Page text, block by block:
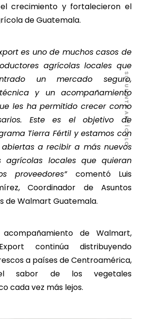
crecimiento y fortalecieron el
de Guatemala.
es uno de muchos casos de
agrícolas locales que
un mercado seguro,
y un acompañamiento
les ha permitido crecer como
Este es el objetivo de
Tierra Fértil y estamos con
a recibir a más nuevos
agrícolas locales que quieran
proveedores” comentó Luis
Coordinador de Asuntos
de Walmart Guatemala.
de Walmart,
continúa distribuyendo
a países de Centroamérica,
sabor de los vegetales
cada vez más lejos.
SIGUIENTE ARTÍCULO